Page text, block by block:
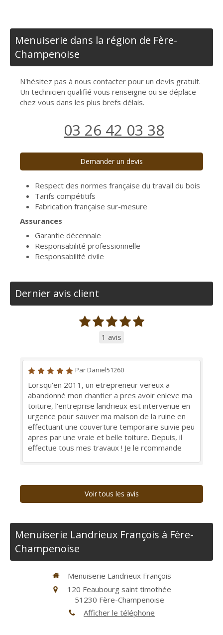
Menuiserie dans la région de Fère-
Champenoise
N'hésitez pas à nous contacter pour un devis gratuit.
Un technicien qualifié vous renseigne ou se déplace
chez vous dans les plus brefs délais.
03 26 42 03 38
Demander un devis
Respect des normes française du travail du bois
Tarifs compétitifs
Fabrication française sur-mesure
Assurances
Garantie décennale
Responsabilité professionnelle
Responsabilité civile
Dernier avis client
1 avis
Par Daniel51260
Lorsqu'en 2011, un etrepreneur vereux a
abandonné mon chantier a pres avoir enleve ma
toiture, l'entreprise landrieux est intervenue en
urgence pour sauver ma maison de la ruine en
effectuant une couverture temporaire suivie peu
apres par une vraie et belle toiture. Depuis, il
effectue tous mes travaux ! Je le rcommande
Voir tous les avis
Menuiserie Landrieux François à Fère-
Champenoise
Menuiserie Landrieux François
120 Feaubourg saint timothée
51230 Fère-Champenoise
Afficher le téléphone